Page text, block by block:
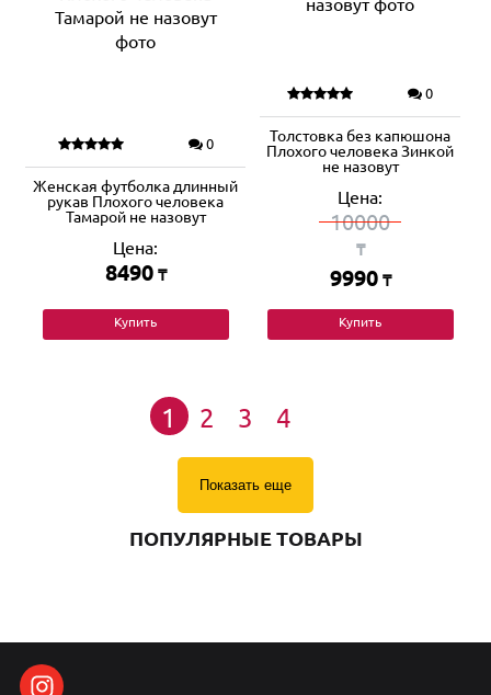
0
Женская футболка длинный
рукав Плохого человека
Тамарой не назовут
Цена:
8490 ₸
Купить
0
Толстовка без капюшона
Плохого человека Зинкой
не назовут
Цена:
10000
₸
9990 ₸
Купить
1 2 3 4
Показать еще
ПОПУЛЯРНЫЕ ТОВАРЫ